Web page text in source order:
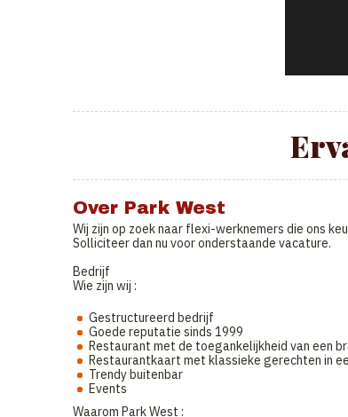
Over Park West
Wij zijn op zoek naar flexi-werknemers die ons
Solliciteer dan nu voor onderstaande vacature.
Bedrijf
Wie zijn wij :
Gestructureerd bedrijf
Goede reputatie sinds 1999
Restaurant met de toegankelijkheid van een
Restaurantkaart met klassieke gerechten in
Trendy buitenbar
Events
Waarom Park West :